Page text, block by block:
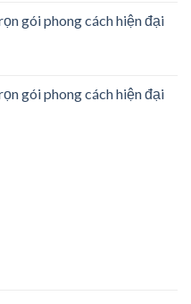
gói phong cách hiện đại
gói phong cách hiện đại